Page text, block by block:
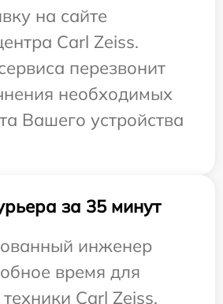
на сайте
Carl Zeiss.
перезвонит
необходимых
Вашего устройства
за 35 минут
инженер
время для
Carl Zeiss.